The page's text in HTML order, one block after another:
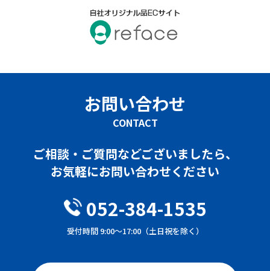
お問い合わせ
CONTACT
ご相談・ご質問などございましたら、
お気軽にお問い合わせください
052-384-1535
受付時間 9:00～17:00（土日祝を除く）